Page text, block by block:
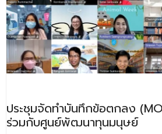
ประชุมจัดทำบันทึกข้อตกลง
ร่วมกับศูนย์พัฒนาทุนมนุษย์